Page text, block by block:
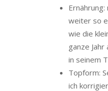
weiter so
wie die
ganze
in seinem
Topform:
ich